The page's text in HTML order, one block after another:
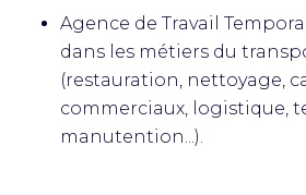
Agence de Travail
dans les métiers du
(restauration, nettoyage,
commerciaux, logistique,
manutention...).